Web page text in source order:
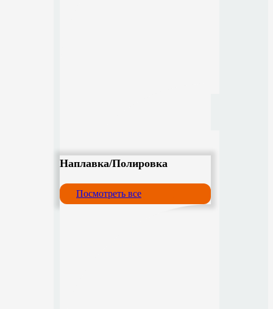
Наплавка/Полировка
Посмотреть все